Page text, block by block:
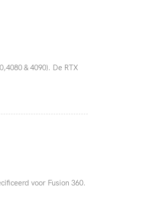
& 4090). De RTX
voor Fusion 360.